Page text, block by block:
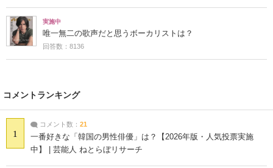
実施中
唯一無二の歌声だと思うボーカリストは？
回答数：8136
コメントランキング
1
コメント数： 21
一番好きな「韓国の男性俳優」は？【2026年版・人気投票実施
中】 | 芸能人 ねとらぼリサーチ